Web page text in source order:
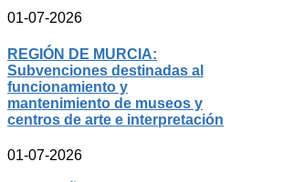
01-07-2026
REGIÓN DE MURCIA:
Subvenciones destinadas al
funcionamiento y
mantenimiento de museos y
centros de arte e interpretación
01-07-2026